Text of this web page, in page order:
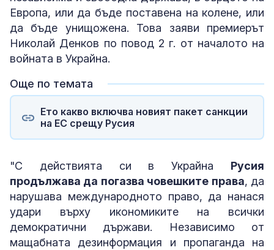
Европа, или да бъде поставена на колене, или
да бъде унищожена. Това заяви премиерът
Николай Денков по повод 2 г. от началото на
войната в Украйна.
Още по темата
Ето какво включва новият пакет санкции
на ЕС срещу Русия
"С действията си в Украйна Русия
продължава да погазва човешките права, да
нарушава международното право, да нанася
удари върху икономиките на всички
демократични държави. Независимо от
мащабната дезинформация и пропаганда на